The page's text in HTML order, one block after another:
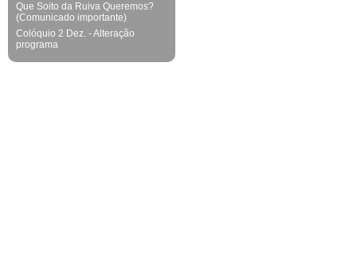
Que Soito da Ruiva Queremos?
(Comunicado importante)
Colóquio 2 Dez. - Alteração
programa